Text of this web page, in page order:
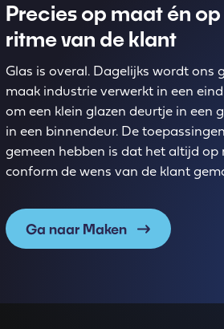
Precies op maat én
ritme van de klant
Glas is overal. Dagelijks wordt ons
maak industrie verwerkt in een
om een klein glazen deurtje in een
in een binnendeur. De
gemeen hebben is dat het altijd op
conform de wens van de klant
Ga naar Maken